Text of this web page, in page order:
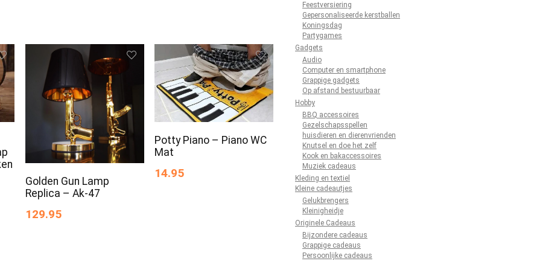
Golden Gun Lamp
Replica – Ak-47
129.95
Potty Piano – Piano WC
Mat
14.95
Feestversiering
Gepersonaliseerde kerstballen
Koningsdag
Partygames
Gadgets
Audio
Computer en smartphone
Grappige gadgets
Op afstand bestuurbaar
Hobby
BBQ accessoires
Gezelschapsspellen
huisdieren en dierenvrienden
Knutsel en doe het zelf
Kook en bakaccessoires
Muziek cadeaus
Kleding en textiel
Kleine cadeautjes
Gelukbrengers
Kleinigheidje
Originele Cadeaus
Bijzondere cadeaus
Grappige cadeaus
Persoonlijke cadeaus